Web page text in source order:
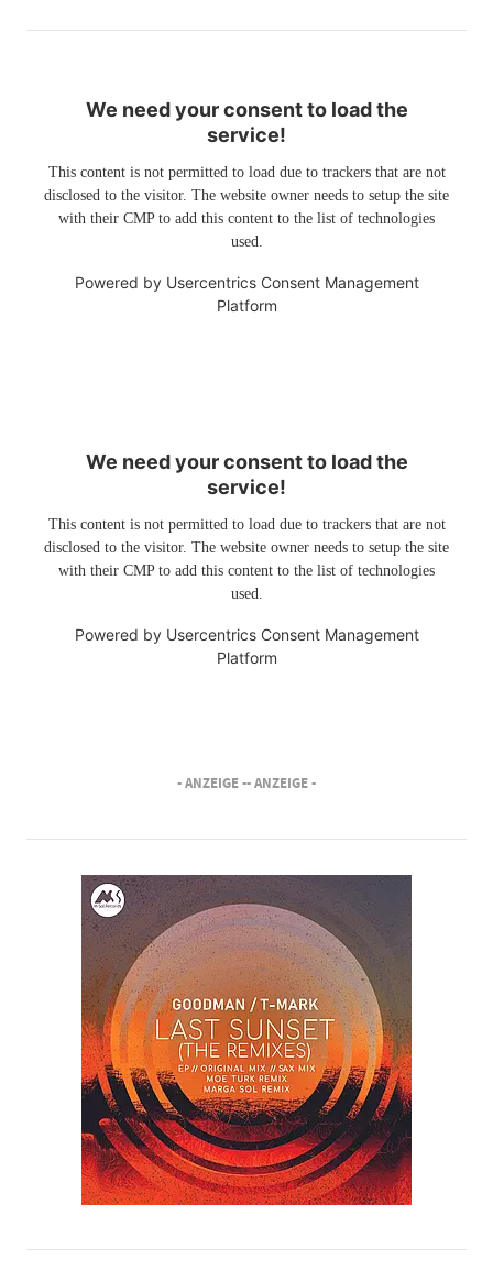
We need your consent to load the
service!
This content is not permitted to load due to trackers that are not
disclosed to the visitor. The website owner needs to setup the site
with their CMP to add this content to the list of technologies
used.
Powered by Usercentrics Consent Management
Platform
We need your consent to load the
service!
This content is not permitted to load due to trackers that are not
disclosed to the visitor. The website owner needs to setup the site
with their CMP to add this content to the list of technologies
used.
Powered by Usercentrics Consent Management
Platform
- ANZEIGE -- ANZEIGE -